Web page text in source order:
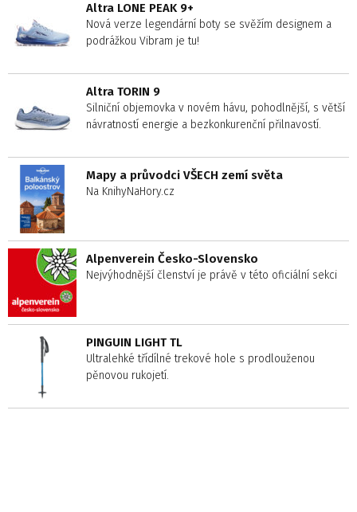
Altra LONE PEAK 9+
Nová verze legendární boty se svěžím designem a
podrážkou Vibram je tu!
Altra TORIN 9
Silniční objemovka v novém hávu, pohodlnější, s větší
návratností energie a bezkonkurenční přilnavostí.
Mapy a průvodci VŠECH zemí světa
Na KnihyNaHory.cz
Alpenverein Česko-Slovensko
Nejvýhodnější členství je právě v této oficiální sekci
PINGUIN LIGHT TL
Ultralehké třídílné trekové hole s prodlouženou
pěnovou rukojetí.